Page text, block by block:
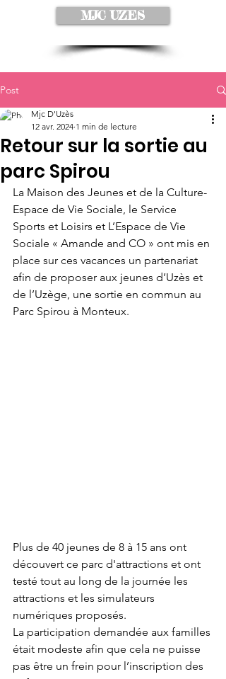
MJC UZES
Post
Retour sur la sortie au
parc Spirou
Mjc D'Uzès
12 avr. 2024 1 min de lecture
La Maison des Jeunes et de la Culture-
Espace de Vie Sociale, le Service
Sports et Loisirs et L’Espace de Vie
Sociale « Amande and CO » ont mis en
place sur ces vacances un partenariat
afin de proposer aux jeunes d’Uzès et
de l’Uzège, une sortie en commun au
Parc Spirou à Monteux.
Plus de 40 jeunes de 8 à 15 ans ont
découvert ce parc d'attractions et ont
testé tout au long de la journée les
attractions et les simulateurs
numériques proposés.
La participation demandée aux familles
était modeste afin que cela ne puisse
pas être un frein pour l’inscription des